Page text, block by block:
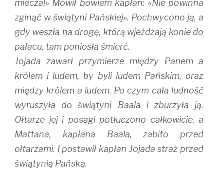
miecza!» Mówił bowiem kapłan: «Nie powinna
zginąć w świątyni Pańskiej». Pochwycono ją, a
gdy weszła na drogę, którą wjeżdżają konie do
pałacu, tam poniosła śmierć.
Jojada zawarł przymierze między Panem a
królem i ludem, by byli ludem Pańskim, oraz
między królem a ludem. Po czym cała ludność
wyruszyła do świątyni Baala i zburzyła ją.
Ołtarze jej i posągi potłuczono całkowicie, a
Mattana, kapłana Baala, zabito przed
ołtarzami. I postawił kapłan Jojada straż przed
świątynią Pańską.